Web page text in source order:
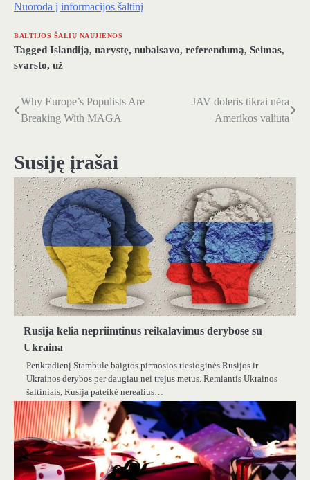
Nuoroda į informacijos šaltinį
BALTIJOS ŠALIŲ NAUJIENOS
Tagged Islandiją, narystę, nubalsavo, referendumą, Seimas,
svarsto, už
Navigacija
įrašų
Why Europe’s Populists Are
Breaking With MAGA
JAV doleris tikrai nėra
Amerikos valiuta
Susiję įrašai
Rusija kelia nepriimtinus reikalavimus derybose su
Ukraina
Penktadienį Stambule baigtos pirmosios tiesioginės Rusijos ir
Ukrainos derybos per daugiau nei trejus metus. Remiantis Ukrainos
šaltiniais, Rusija pateikė nerealius…